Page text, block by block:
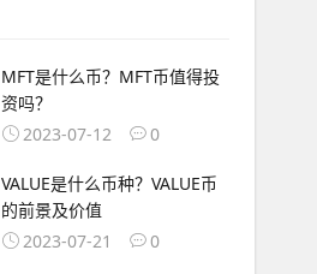
MFT是什么币？MFT币值得投
资吗？
2023-07-12
0
VALUE是什么币种？VALUE币
的前景及价值
2023-07-21
0